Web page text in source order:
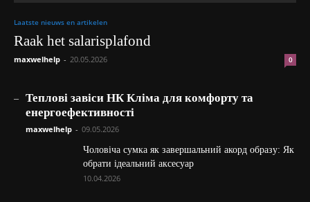
Laatste nieuws en artikelen
Raak het salarisplafond
maxwelhelp - 20.05.2026 0
Теплові завіси НК Кліма для комфорту та
енергоефективності
maxwelhelp - 09.05.2026
Чоловіча сумка як завершальний акорд образу: Як
обрати ідеальний аксесуар
10.04.2026